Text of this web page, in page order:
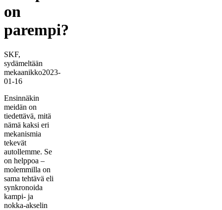
on
parempi?
SKF,
sydämeltään
mekaanikko2023-
01-16
Ensinnäkin
meidän on
tiedettävä, mitä
nämä kaksi eri
mekanismia
tekevät
autollemme. Se
on helppoa –
molemmilla on
sama tehtävä eli
synkronoida
kampi- ja
nokka-akselin